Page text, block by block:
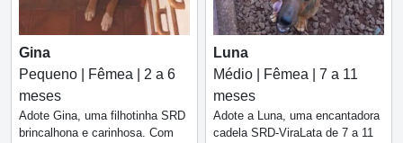
Gina
Pequeno | Fêmea | 2 a 6
meses
Adote Gina, uma filhotinha SRD
brincalhona e carinhosa. Com
Luna
Médio | Fêmea | 7 a 11
meses
Adote a Luna, uma encantadora
cadela SRD-ViraLata de 7 a 11